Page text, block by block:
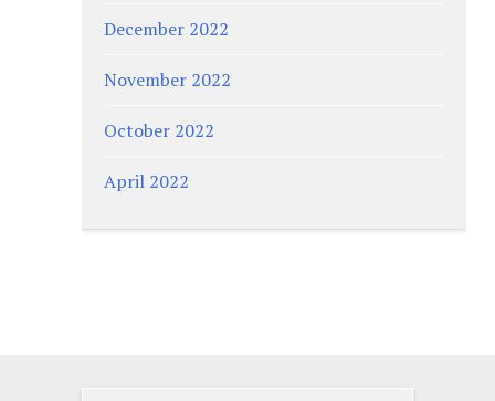
December 2022
November 2022
October 2022
April 2022